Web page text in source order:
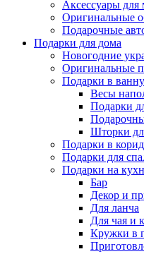
Аксессуары
Оригинальные
Подарочные
Подарки для дома
Новогодние
Оригинальные
Подарки в
Весы
Подарки
Шторки
Подарки в
Подарки для
Подарки на
Бар
Декор и
Для ланча
Для чая и
Кружки в